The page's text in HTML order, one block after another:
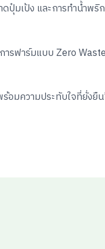
เป้ง และการทำน้ำพริ
ารฟาร์มแบบ Zero Waste
อมความประทับใจที่ยั่งยื